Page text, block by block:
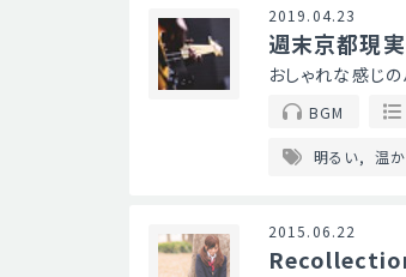
2019.04.23
週末京都現
おしゃれな感じ
BGM
明るい 温
2015.06.22